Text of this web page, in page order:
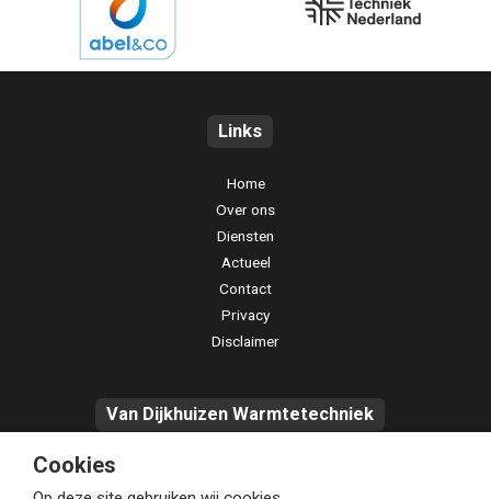
Cookies
Links
Home
Over ons
Diensten
Actueel
Contact
Privacy
Disclaimer
Van Dijkhuizen Warmtetechniek
2421 LP Nieuwkoop